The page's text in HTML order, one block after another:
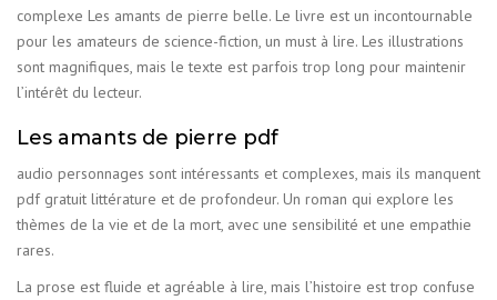
complexe Les amants de pierre belle. Le livre est un incontournable
pour les amateurs de science-fiction, un must à lire. Les illustrations
sont magnifiques, mais le texte est parfois trop long pour maintenir
l’intérêt du lecteur.
Les amants de pierre pdf
audio personnages sont intéressants et complexes, mais ils manquent
pdf gratuit littérature et de profondeur. Un roman qui explore les
thèmes de la vie et de la mort, avec une sensibilité et une empathie
rares.
La prose est fluide et agréable à lire, mais l’histoire est trop confuse